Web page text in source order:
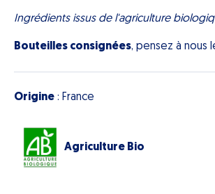
Ingrédients issus de l'agriculture
Bouteilles consignées, pensez à nous
Origine : France
Agriculture Bio